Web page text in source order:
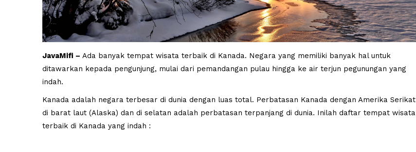
JavaMifi – Ada banyak tempat wisata terbaik di Kanada. Negara yang memiliki banyak hal untuk
ditawarkan kepada pengunjung, mulai dari pemandangan pulau hingga ke air terjun pegunungan yang
indah.
Kanada adalah negara terbesar di dunia dengan luas total. Perbatasan Kanada dengan Amerika Serikat
di barat laut (Alaska) dan di selatan adalah perbatasan terpanjang di dunia. Inilah daftar tempat wisata
terbaik di Kanada yang indah :